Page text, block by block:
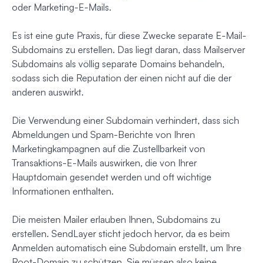
oder Marketing-E-Mails.
Es ist eine gute Praxis, für diese Zwecke separate E-Mail-
Subdomains zu erstellen. Das liegt daran, dass Mailserver
Subdomains als völlig separate Domains behandeln,
sodass sich die Reputation der einen nicht auf die der
anderen auswirkt.
Die Verwendung einer Subdomain verhindert, dass sich
Abmeldungen und Spam-Berichte von Ihren
Marketingkampagnen auf die Zustellbarkeit von
Transaktions-E-Mails auswirken, die von Ihrer
Hauptdomain gesendet werden und oft wichtige
Informationen enthalten.
Die meisten Mailer erlauben Ihnen, Subdomains zu
erstellen. SendLayer sticht jedoch hervor, da es beim
Anmelden automatisch eine Subdomain erstellt, um Ihre